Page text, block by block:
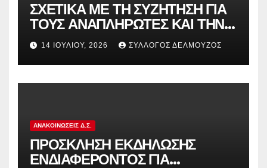
ΣΧΕΤΙΚΑ ΜΕ ΤΗ ΣΥΖΗΤΗΣΗ ΓΙΑ
ΤΟΥΣ ΑΝΑΠΛΗΡΩΤΕΣ ΚΑΙ ΤΗΝ
ΠΑΡΑΠΟΜΠΗ ΤΗΣ ΕΛΛΑΔΑΣ
ΣΤΟ ΕΥΡΩΠΑΪΚΟ ΔΙΚΑΣΤΗΡΙΟ
14 ΙΟΥΛΊΟΥ, 2026 ΣΎΛΛΟΓΟΣ ΔΕΛΜΟΎΖΟΣ
ΑΝΑΚΟΙΝΏΣΕΙΣ Δ.Σ.
ΠΡΟΣΚΛΗΣΗ ΕΚΔΗΛΩΣΗΣ
ΕΝΔΙΑΦΕΡΟΝΤΟΣ ΓΙΑ